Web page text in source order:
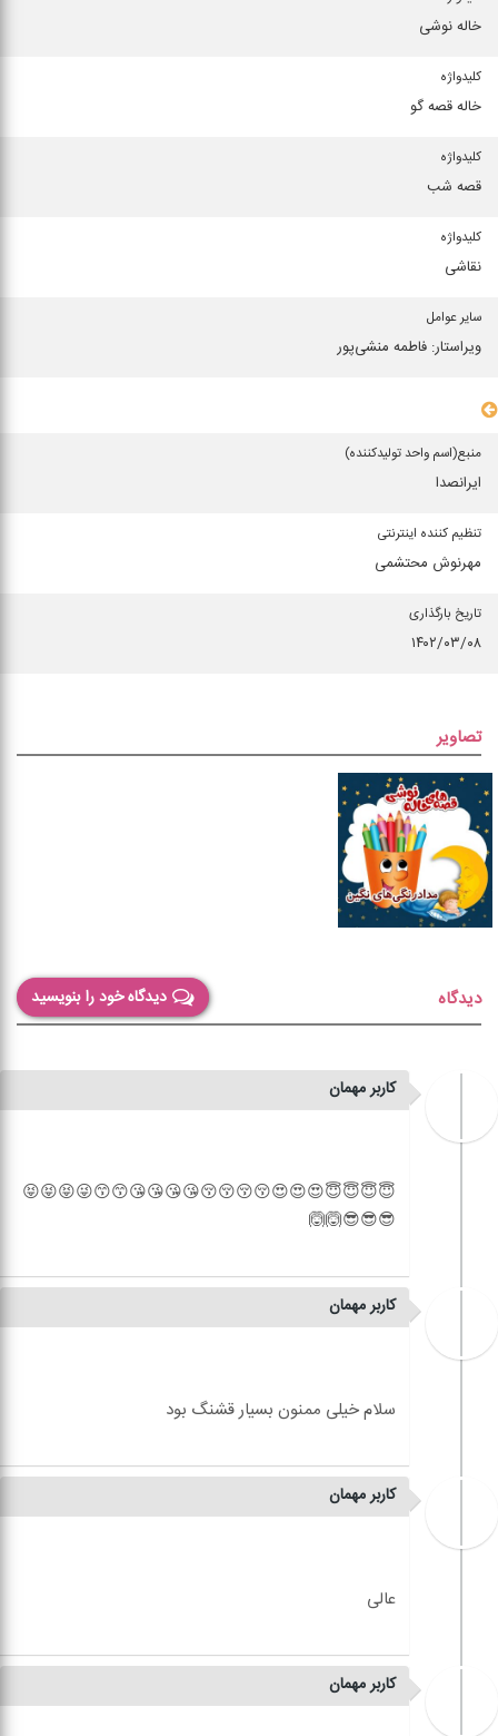
خاله نوشی
كلیدواژه
خاله قصه گو
كلیدواژه
قصه شب
كلیدواژه
نقاشی
سایر عوامل
ویراستار: فاطمه منشی‌‌پور
منبع(اسم واحد تولیدكننده)
ایرانصدا
تنظیم کننده اینترنتی
مهرنوش محتشمی
تاریخ بارگذاری
۱۴۰۲/۰۳/۰۸
تصاویر
دیدگاه خود را بنویسید دیدگاه
کاربر مهمان
😇😇😇😇😍😍😍😚😚😚😚😘😘😘😘😙😙😜😝😝😝
کاربر مهمان
کاربر مهمان
کاربر مهمان